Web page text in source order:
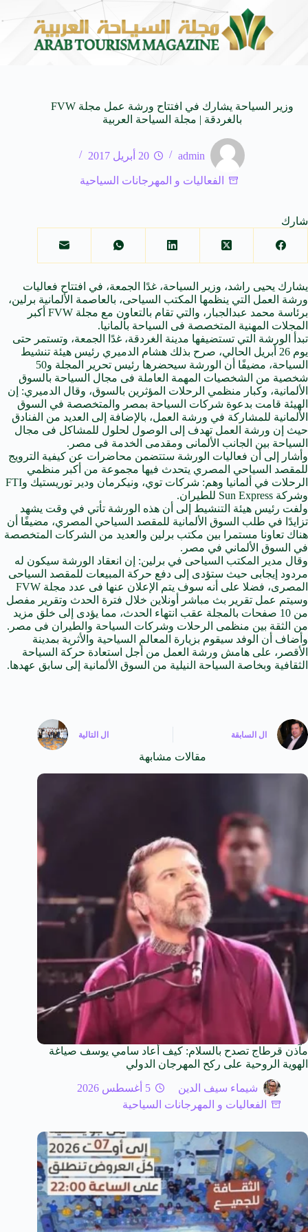
المنظمة العربية للسياحة تدعو لتخصيص خط هاتفي موحد 126 لتلقى بلاغات السائحين عند تعرضهم لأي مشاكل أثناء رحلاتهم السياحية بكافه الدول
وزير السياحة يشارك في افتتاح ورشة عمل مجلة FVW
بالغردقة | مجلة السياحة العربية
admin 20 أبريل 2017
الفعاليات و المهرجانات السياحية
شارك
يشارك يحيى راشد، وزير السياحة، غدًا الجمعة، في افتتاح فعاليات
ورشة العمل التي ينظمها المكتب السياحى، بالعاصمة الألمانية برلين،
برئاسة محمد عبدالجبار، والتي تقام بالتعاون مع مجلة FVW أكبر
المجلات المهنية المتخصصة فى السياحة بألمانيا.
تبدأ الورشة التي تستضيفها مدينة الغردقة، غدًا الجمعة، وتستمر حتى
يوم 26 أبريل الحالي، صرح بذلك هشام الدميري رئيس هيئة تنشيط
السياحة، مضيفًا أن الورشة سيحضرها رئيس تحرير المجلة و50
شخصية من الشخصيات المهمة العاملة فى مجال السياحة بالسوق
الألمانية، وكبار منظمي الرحلات المؤثرين بالسوق، وقال الدميري: إن
الهيئة قامت بدعوة شركات السياحة بمصر والمتخصصة في السوق
الألمانية للمشاركة في ورشة العمل، بالإضافة إلى العديد من الفنادق
حيث إن ورشة العمل تهدف إلى الوصول لحلول للمشاكل فى مجال
السياحة بين الجانب الألمانى ومقدمى الخدمة فى مصر.
وأشار إلى أن فعاليات الورشة ستتضمن محاضرات عن كيفية الترويج
للمقصد السياحي المصري يتحدث فيها مجموعة من أكبر منظمي
الرحلات في ألمانيا وهم: شركات توي، ونيكرمان ودير توريستيك وFTI
وشركة Sun Express للطيران.
ولفت رئيس هيئة التنشيط إلى أن هذه الورشة تأتي في وقت يشهد
تزايدًا في طلب السوق الألمانية للمقصد السياحي المصري، مضيفًا أن
هناك تعاونا مستمرا بين مكتب برلين والعديد من الشركات المتخصصة
في السوق الألماني في مصر.
وقال مدير المكتب السياحى في برلين: إن انعقاد الورشة سيكون له
مردود إيجابى حيث ستؤدى إلى دفع حركة المبيعات للمقصد السياحى
المصرى، فضلا على أنه سوف يتم الإعلان عنها فى عدد مجلة FVW
وسيتم عمل تقرير بث مباشر أونلاين خلال فترة الحدث وتقرير مفصل
من 10 صفحات بالمجلة عقب انتهاء الحدث، مما يؤدى إلى خلق مزيد
من الثقة بين منظمى الرحلات وشركات السياحة والطيران فى مصر.
وأضاف أن الوفد سيقوم بزيارة المعالم السياحية والأثرية بمدينة
الأقصر، على هامش ورشة العمل من أجل استعادة حركة السياحة
الثقافية وبخاصة السياحة النيلية من السوق الألمانية إلى سابق عهدها.
ال السابقة ال التالية
مقالات مشابهة
مآذن قرطاج تصدح بالسلام: كيف أعاد سامي يوسف صياغة
الهوية الروحية على ركح المهرجان الدولي
شيماء سيف الدين
5 أغسطس 2026
الفعاليات و المهرجانات السياحية